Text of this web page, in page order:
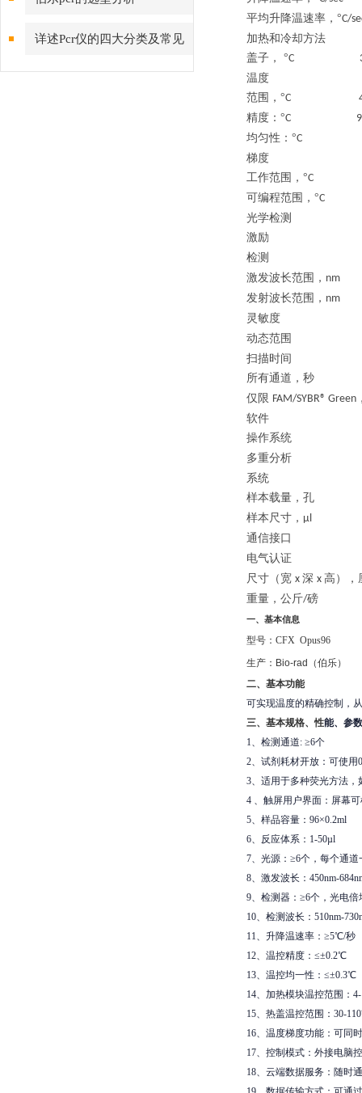
详述Pcr仪的四大分类及常见
问题解答
平均升降温速率， °C/
加热和冷却方法
盖子，
°C
温度
范围， °C
精度： °C
均匀性： °C
梯度
工作范围， °C
可编程范围， °C
光学检测
激励
检测
激发波长范围，
发射波长范围，
灵敏度
动态范围
扫描时间
所有通道，秒
仅限 FAM/SYBR® Green
软件
操作系统
多重分析
系统
样本载量，孔
样本尺寸， µl
通信接口
电气认证
尺寸（宽 x 深 x 高），
重量，公斤/
一、基本信息
型号： CFX Opus96
生产： Bio-rad
（伯乐）
二、基本功能
可实现温度的精确控制，
三、基本规格、性能、参
1、检测通道: ≥6个
2、试剂耗材开放：可使用
3、适用于多种荧光方法，
4 、触屏用户界面：屏幕
5、样品容量：96×0.2ml
6、反应体系：1-50µl
7、光源：≥6个，每个通
8、激发波长：450nm-
9、检测器：≥6个，光电
10、检测波长：510nm-
11、升降温速率：≥5℃/秒
12、温控精度：≤±0.2℃
13、温控均一性：≤±0.3℃
14、加热模块温控范围：
15、热盖温控范围：30-
16、温度梯度功能：可同
17、控制模式：外接电脑
18、云端数据服务：随时